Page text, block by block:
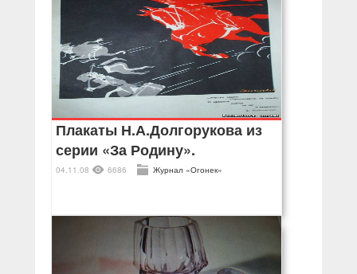
Плакаты Н.А.Долгорукова из
серии «За Родину».
04.11.08 6686 Журнал «Огонек»